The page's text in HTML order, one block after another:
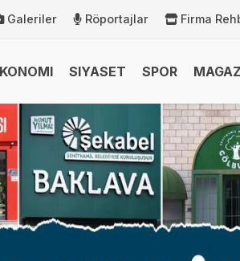
Galeriler Röportajlar Firma
SIYASET SPOR